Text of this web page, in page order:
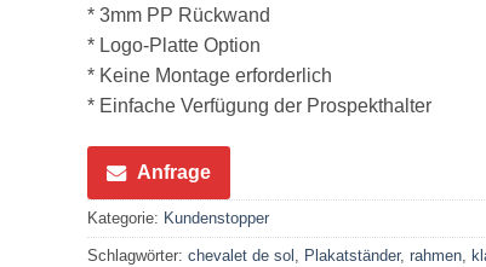
* 3mm PP Rückwand
* Logo-Platte Option
* Keine Montage erforderlich
* Einfache Verfügung der Prospekthalter
Anfrage
Kategorie: Kundenstopper
Schlagwörter: chevalet de sol , Plakatständer, rahmen,